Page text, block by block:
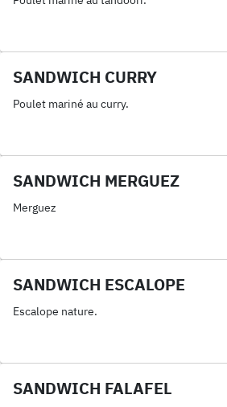
SANDWICH CURRY
Poulet mariné au curry.
SANDWICH MERGUEZ
Merguez
SANDWICH ESCALOPE
Escalope nature.
SANDWICH FALAFEL